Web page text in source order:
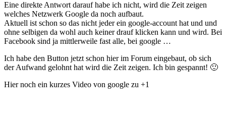
Eine direkte Antwort darauf habe ich nicht, wird die Zeit zeigen
welches Netzwerk Google da noch aufbaut.
Aktuell ist schon so das nicht jeder ein google-account hat und und
ohne selbigen da wohl auch keiner drauf klicken kann und wird. Bei
Facebook sind ja mittlerweile fast alle, bei google …
Ich habe den Button jetzt schon hier im Forum eingebaut, ob sich
der Aufwand gelohnt hat wird die Zeit zeigen. Ich bin gespannt! 🙂
Hier noch ein kurzes Video von google zu +1